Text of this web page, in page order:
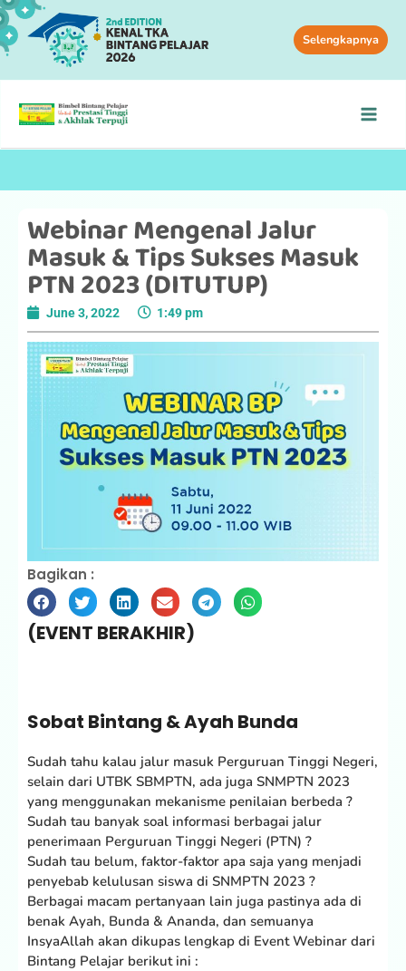
Selengkapnya
Webinar Mengenal Jalur
Masuk & Tips Sukses Masuk
PTN 2023 (DITUTUP)
June 3, 2022 1:49 pm
Bagikan :
(EVENT BERAKHIR)
Sobat Bintang & Ayah Bunda
Sudah tahu kalau jalur masuk Perguruan Tinggi Negeri,
selain dari UTBK SBMPTN, ada juga SNMPTN 2023
yang menggunakan mekanisme penilaian berbeda ?
Sudah tau banyak soal informasi berbagai jalur
penerimaan Perguruan Tinggi Negeri (PTN) ?
Sudah tau belum, faktor-faktor apa saja yang menjadi
penyebab kelulusan siswa di SNMPTN 2023 ?
Berbagai macam pertanyaan lain juga pastinya ada di
benak Ayah, Bunda & Ananda, dan semuanya
InsyaAllah akan dikupas lengkap di Event Webinar dari
Bintang Pelajar berikut ini :